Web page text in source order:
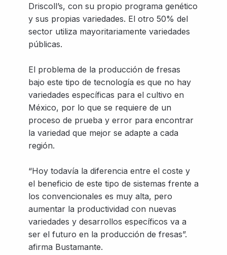
Driscoll’s, con su propio programa genético
y sus propias variedades. El otro 50% del
sector utiliza mayoritariamente variedades
públicas.
El problema de la producción de fresas
bajo este tipo de tecnología es que no hay
variedades específicas para el cultivo en
México, por lo que se requiere de un
proceso de prueba y error para encontrar
la variedad que mejor se adapte a cada
región.
“Hoy todavía la diferencia entre el coste y
el beneficio de este tipo de sistemas frente a
los convencionales es muy alta, pero
aumentar la productividad con nuevas
variedades y desarrollos específicos va a
ser el futuro en la producción de fresas”.
afirma Bustamante.